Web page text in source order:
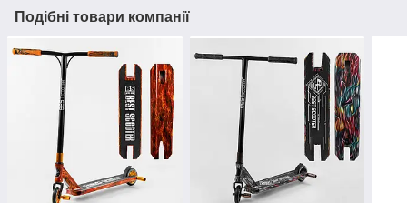
Подібні товари компанії